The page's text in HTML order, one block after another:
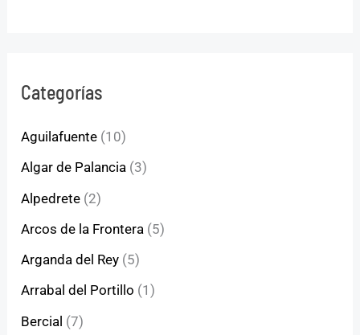
Categorías
Aguilafuente (10)
Algar de Palancia (3)
Alpedrete (2)
Arcos de la Frontera (5)
Arganda del Rey (5)
Arrabal del Portillo (1)
Bercial (7)